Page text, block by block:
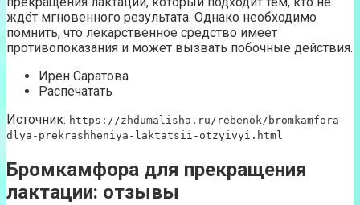
ждёт мгновенного результата. Однако необходимо
помнить, что лекарственное средство имеет
противопоказания и может вызвать побочные действия.
Ирен Саратова
Распечатать
Источник: https://zhdumalisha.ru/rebenok/bromkamfora-
dlya-prekrashheniya-laktatsii-otzyivyi.html
Бромкамфора для прекращения
лактации: отзывы